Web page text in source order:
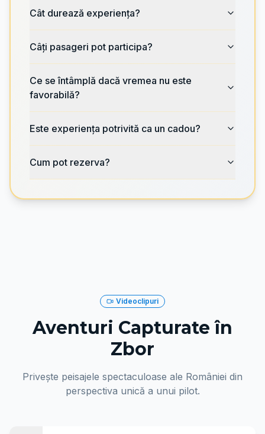
Cât durează experiența?
Câți pasageri pot participa?
Ce se întâmplă dacă vremea nu este
favorabilă?
Este experiența potrivită ca un cadou?
Cum pot rezerva?
Videoclipuri
Aventuri Capturate în
Zbor
Privește peisajele spectaculoase ale României din
perspectiva unică a unui pilot.